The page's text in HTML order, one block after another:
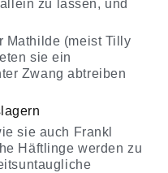
zu lassen, und
Mathilde (meist Tilly
sie ein
Zwang abtreiben
sie auch Frankl
Häftlinge werden zu